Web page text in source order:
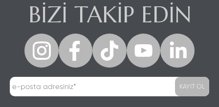
BİZİ TAKİP EDİN
KAYIT OL